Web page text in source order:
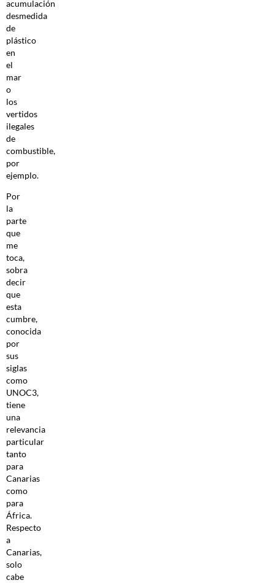
acumulación
desmedida
de
plástico
en
el
mar
o
los
vertidos
ilegales
de
combustible,
por
ejemplo.
Por
la
parte
que
me
toca,
sobra
decir
que
esta
cumbre,
conocida
por
sus
siglas
como
UNOC3,
tiene
una
relevancia
particular
tanto
para
Canarias
como
para
África.
Respecto
a
Canarias,
solo
cabe